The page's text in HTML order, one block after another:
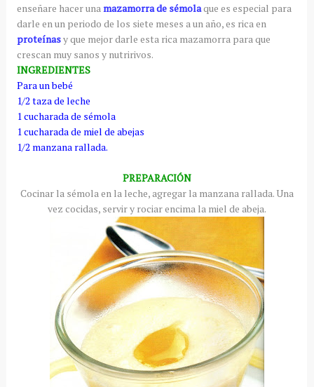
enseñare hacer unamazamorra de sémolaque es especial para
darle en un periodo de los siete meses a un año, es rica en
proteínasy que mejor darle esta rica mazamorra para que
crescan muy sanos y nutririvos.
INGREDIENTES
Para un bebé
1/2 taza de leche
1 cucharada de sémola
1 cucharada de miel de abejas
1/2 manzana rallada.
PREPARACIÓN
Cocinar la sémola en la leche, agregar la manzana rallada. Una
vez cocidas, servir y rociar encima la miel de abeja.